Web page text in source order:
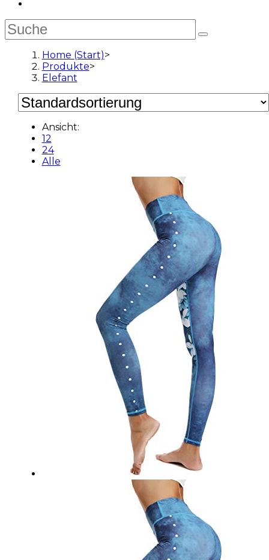
Home (Start)>
Produkte>
Elefant
Ansicht:
12
24
Alle